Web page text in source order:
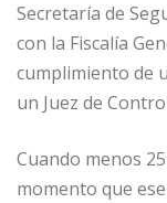
Secretaría de
con la Fiscalía
cumplimiento de
un Juez de
Cuando menos
momento que